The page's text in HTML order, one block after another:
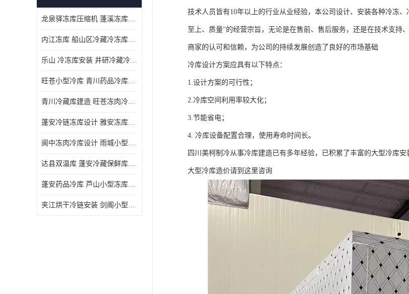
龙泉驿冻库压缩机 蓬溪冻库冷风机价格
内江冻库 船山区冷藏冷冻库安装
乐山 冷冻库安装 井研冷藏冷冻库设备 报价表
旺苍小型冷库 青川药品冷库设备 设计方案
青川冷藏库建造 旺苍冻肉冷库安装 报价表
蓬安冷链冻库设计 雅安冻库保温板安装 采摘园
阆中冻肉冷库设计 雨城小型冷库设计 农产品基地
达县双温库 蓬安冷藏保鲜库设计 报价表
蓬安药品冷库 芦山小型冻库安装 报价表
夹江烘干冷链安装 剑阁小型冷库安装 设计方案
技术人员皆有10年以上的行业从业经验，本公司设计、安装各种冷冻
至上、质量"的经营宗旨，无论是在售前、售后服务，还是在技术支持
商家的认可和信赖，为公司的持续发展创造了良好的市场基础
冷库设计方案应具有以下特点：
1.设计方案的可行性；
2.冷库空间利用率较大化；
3.节能省电；
4. 冷库设备配置合理，使用寿命时间长。
四川美柯制冷从事冷库建造已有多年经验，已积累了丰富的大型冷库
大型冷库造价请到这里咨询